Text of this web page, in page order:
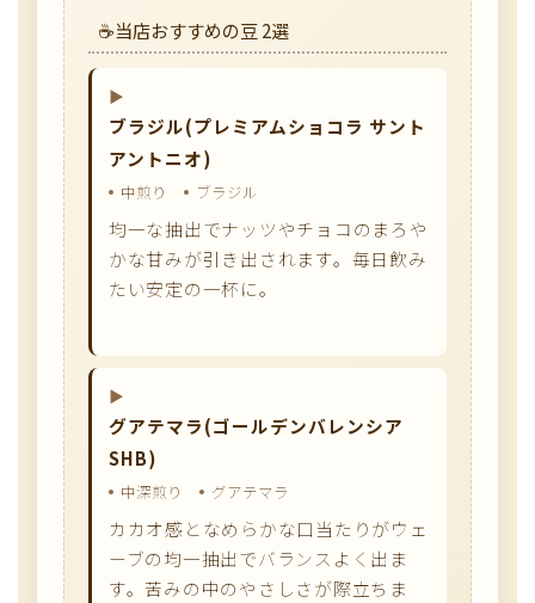
当店おすすめの豆 2選
ブラジル(プレミアムショコラ サント
アントニオ)
中煎り ブラジル
均一な抽出でナッツやチョコのまろや
かな甘みが引き出されます。毎日飲み
たい安定の一杯に。
グアテマラ(ゴールデンバレンシア
SHB)
中深煎り グアテマラ
カカオ感となめらかな口当たりがウェ
ーブの均一抽出でバランスよく出ま
す。苦みの中のやさしさが際立ちま